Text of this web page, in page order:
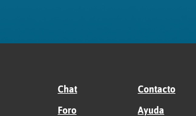
Chat
Foro
Contacto
Ayuda